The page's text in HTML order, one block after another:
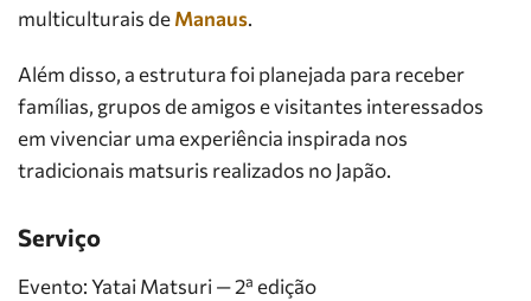
multiculturais deManaus.
Além disso, a estrutura foi planejada para receber
famílias, grupos de amigos e visitantes interessados
em vivenciar uma experiência inspirada nos
tradicionais matsuris realizados no Japão.
Serviço
Evento: Yatai Matsuri — 2ª edição